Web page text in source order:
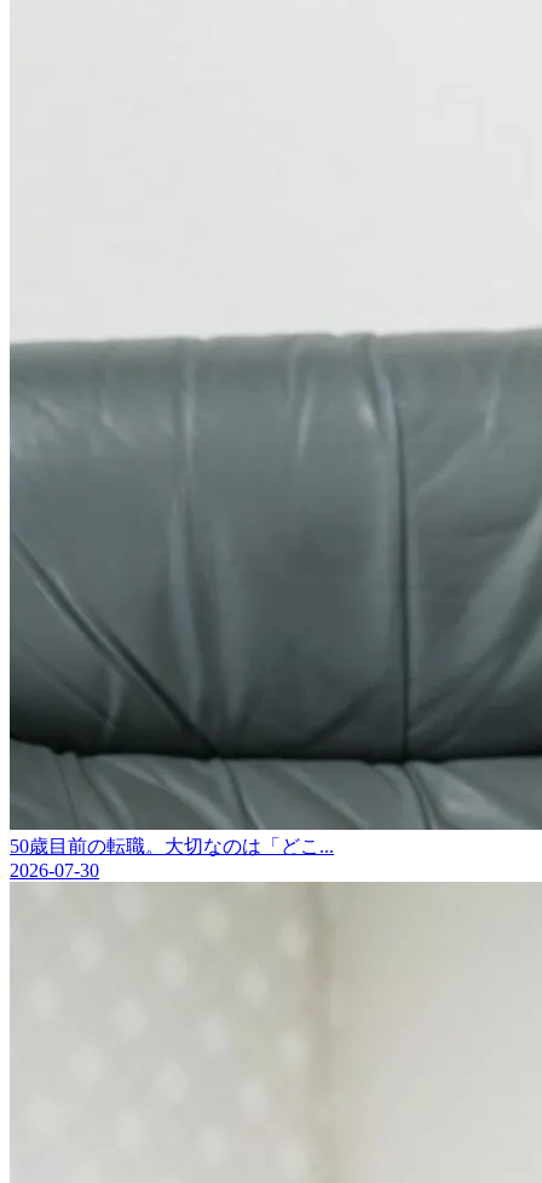
50歳目前の転職。大切なのは「どこ...
2026-07-30